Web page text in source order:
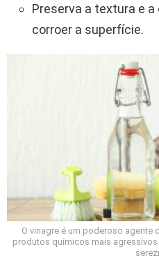
Preserva a textura e
corroer a superfície.
O vinagre é um poderoso agente
produtos químicos mais